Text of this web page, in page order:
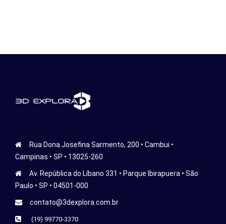
Rua Dona Josefina Sarmento, 200 • Cambui •
Campinas • SP • 13025-260
Av. República do Líbano 331 • Parque Ibirapuera • São
Paulo • SP • 04501-000
contato@3dexplora.com.br
(19) 99770-3370